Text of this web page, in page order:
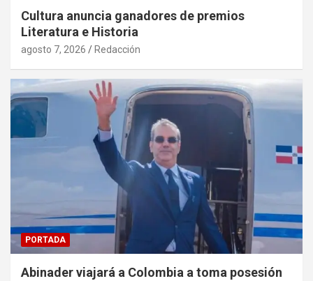
Cultura anuncia ganadores de premios
Literatura e Historia
agosto 7, 2026 Redacción
PORTADA
Abinader viajará a Colombia a toma posesión